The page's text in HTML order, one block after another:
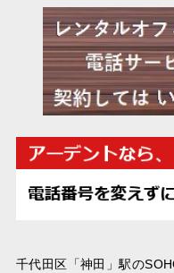
千代田区「神田」駅の